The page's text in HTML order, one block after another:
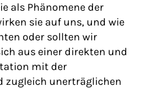
als Phänomene der
sie auf uns, und wie
oder sollten wir
aus einer direkten und
mit der
zugleich unerträglichen